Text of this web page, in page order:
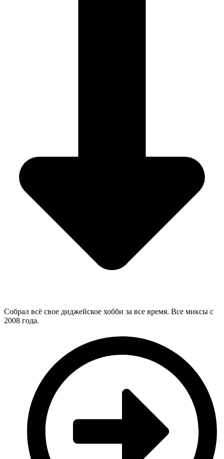
Собрал всё свое диджейское хобби за все время. Все миксы с
2008 года.